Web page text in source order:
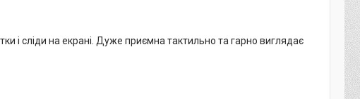
і сліди на екрані. Дуже приємна тактильно та гарно виглядає